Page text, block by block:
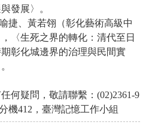
發展〉。
捷、黃若翎（彰化藝術高級中
〈生死之界的轉化：清代至日
彰化城邊界的治理與民間實
何疑問，敬請聯繫：(02)2361-9
機412，臺灣記憶工作小組